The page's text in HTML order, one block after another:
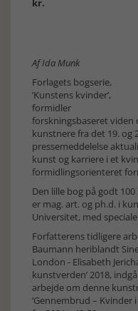
kr.
Af Ida Munk
Forlagets bogserie,
’Kunstens kvinder’,
formidler
forskningsbaseret viden
kunstnere fra det 19. og
pressemeddelelse
kunst og karriere i et
formidlingsorienteret
Den lille bog på godt
er mag. art. og ph.d. i
Universitet, med
Forfatterens tidligere
Baumann heriblandt
London - Elisabeth
kunstverden’ 2018,
arbejde om denne
’Gennembrud – Kvinder